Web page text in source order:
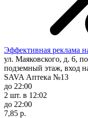
Эффективная реклама
ул. Маяковского, д.
подземный этаж, вход
SAVA Аптека №13
до 22:00
2 шт. в 12:02
до 22:00
7,85 р.